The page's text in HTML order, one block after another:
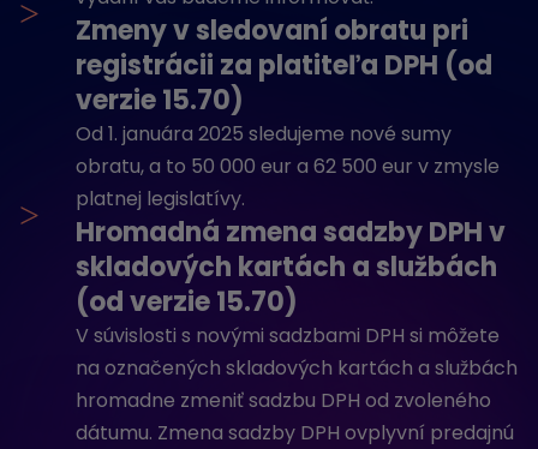
>
Zmeny v sledovaní obratu pri
registrácii za platiteľa DPH (od
verzie 15.70)
Od 1. januára 2025 sledujeme nové sumy
obratu, a to 50 000 eur a 62 500 eur v zmysle
platnej legislatívy.
>
Hromadná zmena sadzby DPH v
skladových kartách a službách
(od verzie 15.70)
V súvislosti s novými sadzbami DPH si môžete
na označených skladových kartách a službách
hromadne zmeniť sadzbu DPH od zvoleného
dátumu. Zmena sadzby DPH ovplyvní predajnú